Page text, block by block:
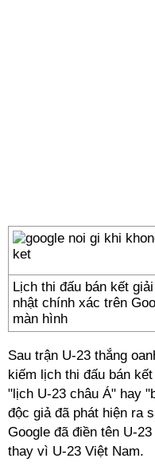
Lịch thi đấu bán kết
nhật chính xác trên
màn hình
Sau trận U-23 thắng
kiếm lịch thi đấu bán
"lịch U-23 châu Á" hay
độc giả đã phát hiện ra
Google đã điền tên U-
thay vì U-23 Việt Nam.